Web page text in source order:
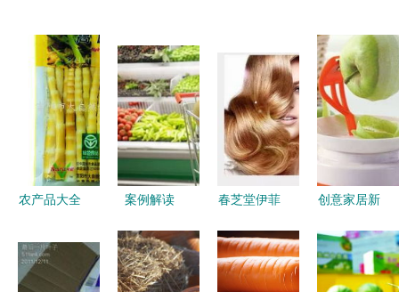
农产品大全
网 一站式
发现中国地
案例解读
中，你哪些
地方可能做
春芝堂伊菲
购齐生活日
用品，品质
创意家居新
特厨房用品
与实用百货